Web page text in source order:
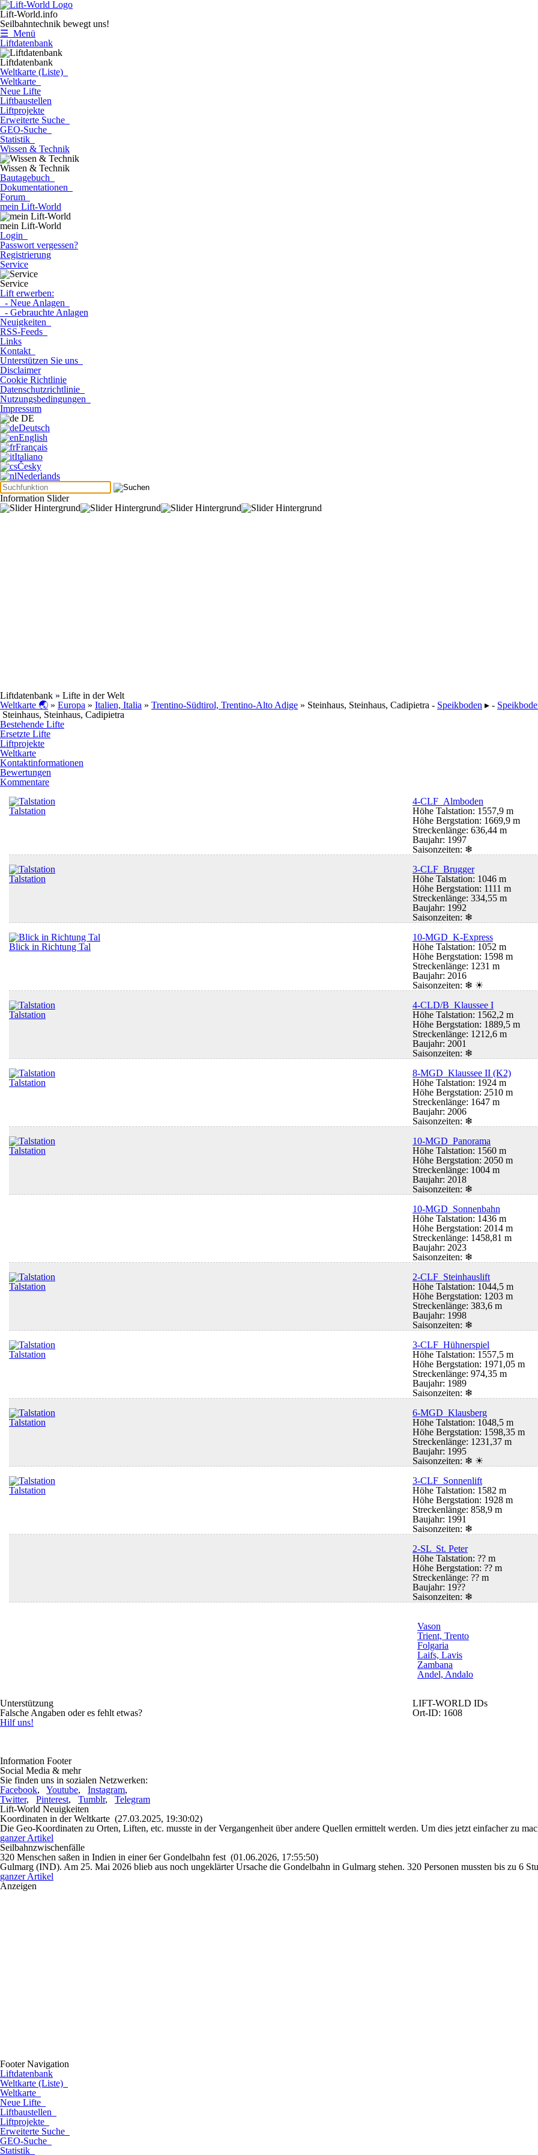
Lift-World.info
Seilbahntechnik bewegt uns!
☰ Menü
Liftdatenbank
Liftdatenbank
Weltkarte (Liste)
Weltkarte
Neue Lifte
Liftbaustellen
Liftprojekte
Erweiterte Suche
GEO-Suche
Statistik
Wissen & Technik
Wissen & Technik
Bautagebuch
Dokumentationen
Forum
mein Lift-World
mein Lift-World
Login
Passwort vergessen?
Registrierung
Service
Service
Lift erwerben:
- Neue Anlagen
- Gebrauchte Anlagen
Neuigkeiten
RSS-Feeds
Links
Kontakt
Unterstützen Sie uns
Disclaimer
Cookie Richtlinie
Datenschutzrichtlinie
Nutzungsbedingungen
Impressum
DE
Deutsch
English
Français
Italiano
Česky
Nederlands
Information Slider
Liftdatenbank » Lifte in der Welt
Weltkarte 🌏 » Europa » Italien, Italia » Trentino-Südtirol, Trentino-Alto Adige » Steinhaus, Steinhaus, Cadipietra - Speikboden ▸ -
Steinhaus, Steinhaus, Cadipietra
Bestehende Lifte
Ersetzte Lifte
Liftprojekte
Weltkarte
Kontaktinformationen
Bewertungen
Kommentare
Talstation
4-CLF Almboden
Höhe Talstation: 1557,9 m
Höhe Bergstation: 1669,9 m
Streckenlänge: 636,44 m
Baujahr: 1997
Saisonzeiten: ❄
Talstation
3-CLF Brugger
Höhe Talstation: 1046 m
Höhe Bergstation: 1111 m
Streckenlänge: 334,55 m
Baujahr: 1992
Saisonzeiten: ❄
Blick in Richtung Tal
10-MGD K-Express
Höhe Talstation: 1052 m
Höhe Bergstation: 1598 m
Streckenlänge: 1231 m
Baujahr: 2016
Saisonzeiten: ❄ ☀
Talstation
4-CLD/B Klaussee I
Höhe Talstation: 1562,2 m
Höhe Bergstation: 1889,5 m
Streckenlänge: 1212,6 m
Baujahr: 2001
Saisonzeiten: ❄
Talstation
8-MGD Klaussee II (K2)
Höhe Talstation: 1924 m
Höhe Bergstation: 2510 m
Streckenlänge: 1647 m
Baujahr: 2006
Saisonzeiten: ❄
Talstation
10-MGD Panorama
Höhe Talstation: 1560 m
Höhe Bergstation: 2050 m
Streckenlänge: 1004 m
Baujahr: 2018
Saisonzeiten: ❄
10-MGD Sonnenbahn
Höhe Talstation: 1436 m
Höhe Bergstation: 2014 m
Streckenlänge: 1458,81 m
Baujahr: 2023
Saisonzeiten: ❄
Talstation
2-CLF Steinhauslift
Höhe Talstation: 1044,5 m
Höhe Bergstation: 1203 m
Streckenlänge: 383,6 m
Baujahr: 1998
Saisonzeiten: ❄
Talstation
3-CLF Hühnerspiel
Höhe Talstation: 1557,5 m
Höhe Bergstation: 1971,05 m
Streckenlänge: 974,35 m
Baujahr: 1989
Saisonzeiten: ❄
Talstation
6-MGD Klausberg
Höhe Talstation: 1048,5 m
Höhe Bergstation: 1598,35 m
Streckenlänge: 1231,37 m
Baujahr: 1995
Saisonzeiten: ❄ ☀
Talstation
3-CLF Sonnenlift
Höhe Talstation: 1582 m
Höhe Bergstation: 1928 m
Streckenlänge: 858,9 m
Baujahr: 1991
Saisonzeiten: ❄
2-SL St. Peter
Höhe Talstation: ?? m
Höhe Bergstation: ?? m
Streckenlänge: ?? m
Baujahr: 19??
Saisonzeiten: ❄
Vason
Trient, Trento
Folgaria
Laifs, Lavis
Zambana
Andel, Andalo
Unterstützung
Falsche Angaben oder es fehlt etwas?
Hilf uns!
LIFT-WORLD IDs
Ort-ID: 1608
Information Footer
Social Media & mehr
Sie finden uns in sozialen Netzwerken:
Facebook, Youtube, Instagram,
Twitter, Pinterest, Tumblr, Telegram
Lift-World Neuigkeiten
Koordinaten in der Weltkarte (27.03.2025, 19:30:02)
Die Geo-Koordinaten zu Orten, Liften, etc. musste in der Vergangenheit über andere Quellen ermittelt werden. Um dies jetzt einfacher zu
ganzer Artikel
Seilbahnzwischenfälle
320 Menschen saßen in Indien in einer 6er Gondelbahn fest (01.06.2026, 17:55:50)
Gulmarg (IND). Am 25. Mai 2026 blieb aus noch ungeklärter Ursache die Gondelbahn in Gulmarg stehen. 320 Personen mussten bis zu 6
ganzer Artikel
Anzeigen
Footer Navigation
Liftdatenbank
Weltkarte (Liste)
Weltkarte
Neue Lifte
Liftbaustellen
Liftprojekte
Erweiterte Suche
GEO-Suche
Statistik